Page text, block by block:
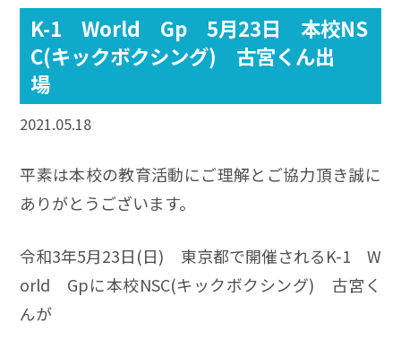
K-1 World Gp 5月23日 本校NS
C(キックボクシング) 古宮くん出
場
2021.05.18
平素は本校の教育活動にご理解とご協力頂き誠に
ありがとうございます。
令和3年5月23日(日) 東京都で開催されるK-1 W
orld Gpに本校NSC(キックボクシング) 古宮く
んが